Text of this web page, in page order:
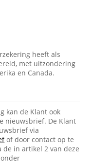
heeft als
met uitzondering
en Canada.
kan de Klant ook
nieuwsbrief. De Klant
via
of door contact op te
de in artikel 2 van deze